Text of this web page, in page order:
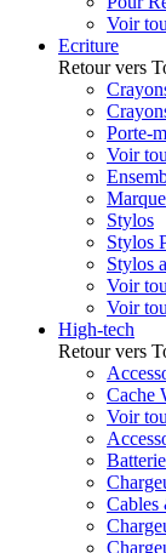
Voir
Ecriture
Retour vers
Porte-
Voir
Stylos
Stylos
Stylos
Voir
Voir
High-tech
Retour vers
Cache
Voir
Cables